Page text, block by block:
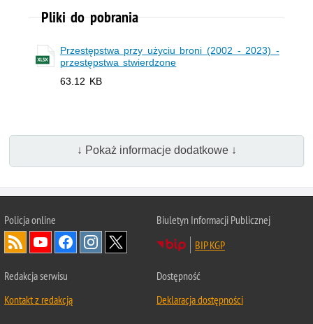
Pliki do pobrania
Przestępstwa przy użyciu broni (2002 - 2023) -
przestępstwa stwierdzone
63.12 KB
↓ Pokaż informacje dodatkowe ↓
Policjaonline
Biuletyn Informacji Publicznej
BIP KGP
Redakcja serwisu
Kontakt z redakcją
Dostępność
Deklaracja dostępności